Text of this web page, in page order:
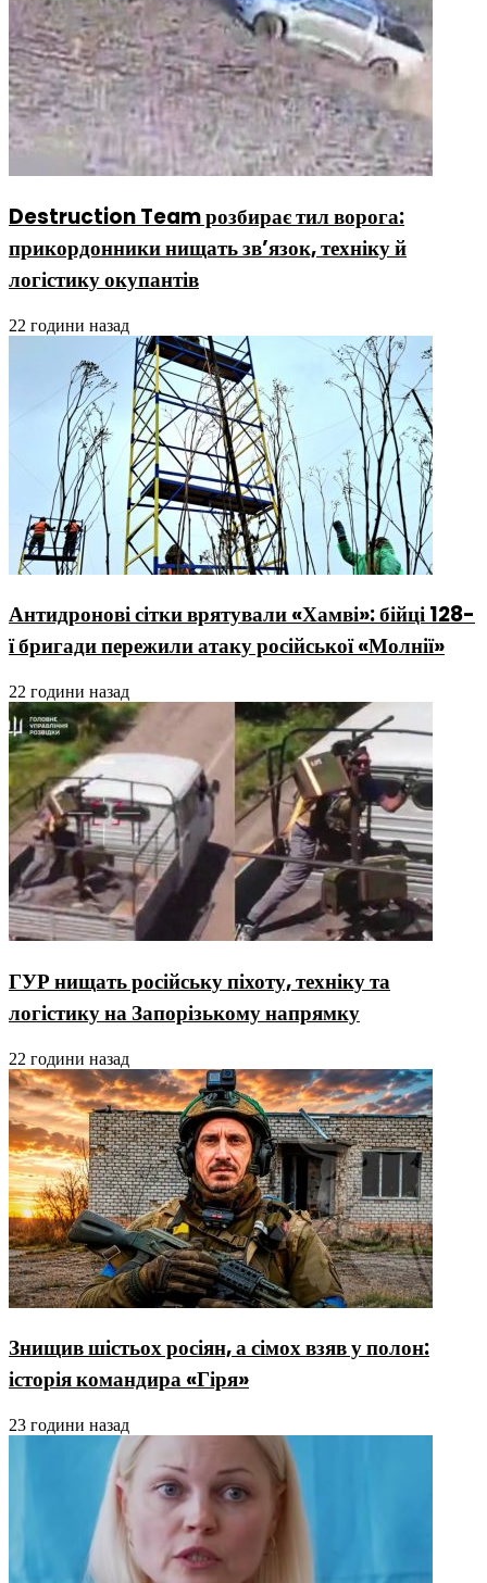
Destruction Team розбирає тил ворога:
прикордонники нищать зв’язок, техніку й
логістику окупантів
22 години назад
Антидронові сітки врятували «Хамві»: бійці 128-
ї бригади пережили атаку російської «Молнії»
22 години назад
ГУР нищать російську піхоту, техніку та
логістику на Запорізькому напрямку
22 години назад
Знищив шістьох росіян, а сімох взяв у полон:
історія командира «Гіря»
23 години назад